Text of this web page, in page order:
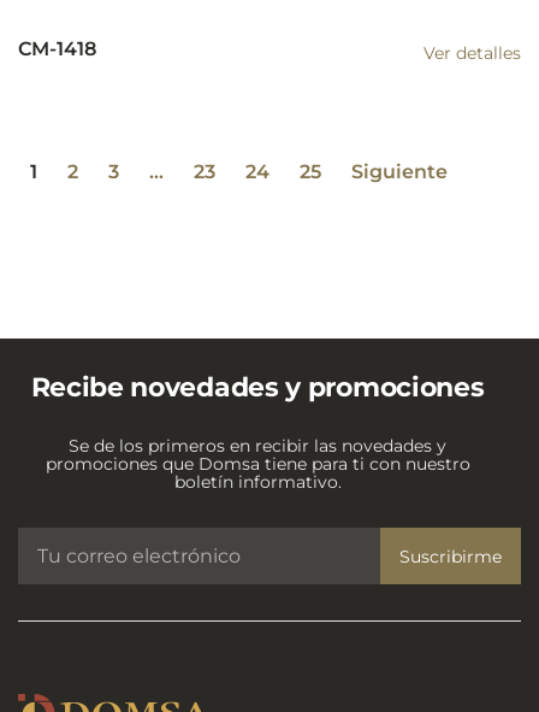
CM-1418 Ver detalles
1 2 3 … 23 24 25 Siguiente
Recibe novedades y promociones
Se de los primeros en recibir las novedades y
promociones que Domsa tiene para ti con nuestro
boletín informativo.
Suscribirme